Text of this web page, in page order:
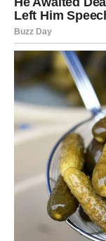
Slobodne Ribe –
novu nadu.
Ljubavni preokret:
bez maske i bez